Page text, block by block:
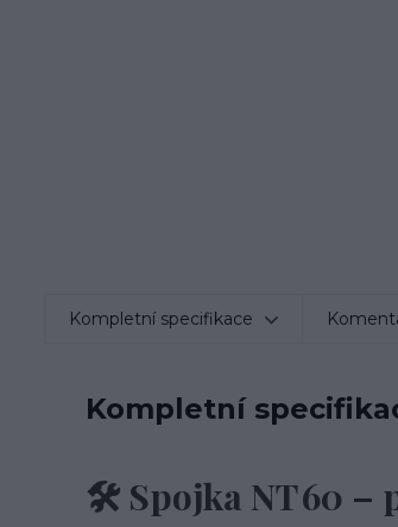
Kompletní specifikace
Kompletní
🛠️ Spojka NT 60 –